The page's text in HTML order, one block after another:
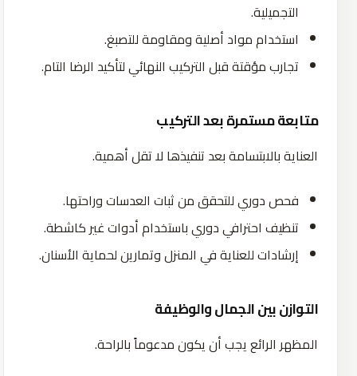
التجميلية.
استخدام مواد أصلية ومقاومة للتصبغ.
تجارب مؤقتة قبل التركيب النهائي لتأكيد الرضا التام.
متابعة مستمرة بعد التركيب
العناية بالابتسامة بعد تنفيذها لا تقل أهمية.
فحص دوري للتحقق من ثبات العدسات وراحتها.
تنظيف احترافي دوري باستخدام أدوات غير كاشطة.
إرشادات للعناية في المنزل وتمارين لحماية الأسنان.
التوازن بين الجمال والوظيفة
المظهر الرائع يجب أن يكون مدعوماً بالراحة.